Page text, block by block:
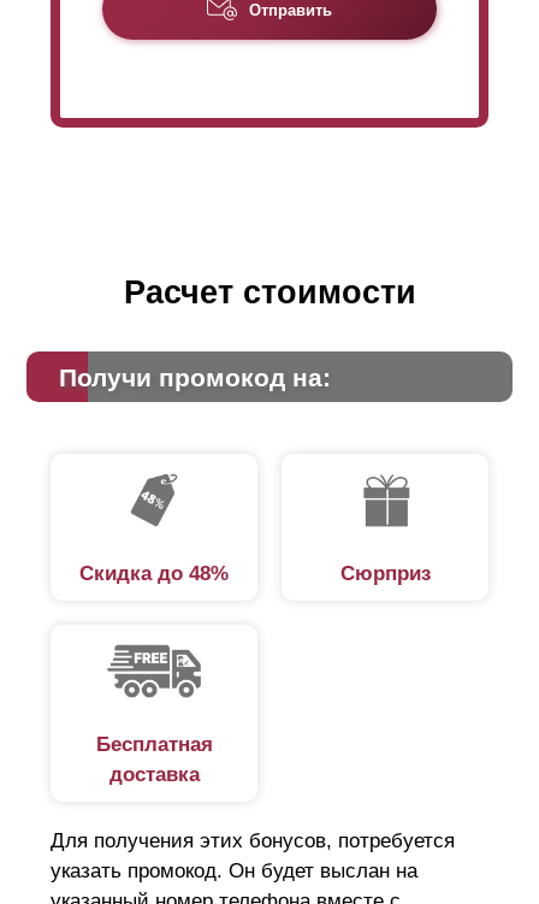
Отправить
Расчет стоимости
Получи промокод на:
Скидка до 48% Сюрприз
Бесплатная
доставка
Для получения этих бонусов, потребуется
указать промокод. Он будет выслан на